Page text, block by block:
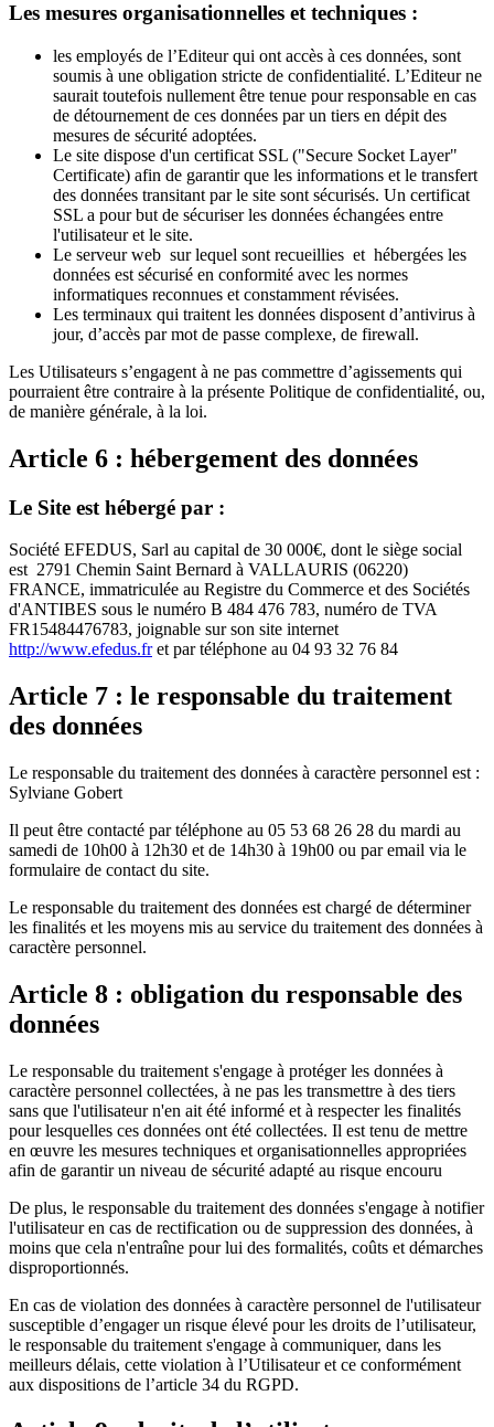
Les mesures organisationnelles et techniques :
les employés de l’Editeur qui ont accès à ces données, sont
soumis à une obligation stricte de confidentialité. L’Editeur ne
saurait toutefois nullement être tenue pour responsable en cas
de détournement de ces données par un tiers en dépit des
mesures de sécurité adoptées.
Le site dispose d'un certificat SSL ("Secure Socket Layer"
Certificate) afin de garantir que les informations et le transfert
des données transitant par le site sont sécurisés. Un certificat
SSL a pour but de sécuriser les données échangées entre
l'utilisateur et le site.
Le serveur web sur lequel sont recueillies et hébergées les
données est sécurisé en conformité avec les normes
informatiques reconnues et constamment révisées.
Les terminaux qui traitent les données disposent d’antivirus à
jour, d’accès par mot de passe complexe, de firewall.
Les Utilisateurs s’engagent à ne pas commettre d’agissements qui
pourraient être contraire à la présente Politique de confidentialité, ou,
de manière générale, à la loi.
Article 6 : hébergement des données
Le Site est hébergé par :
Société EFEDUS, Sarl au capital de 30 000€, dont le siège social
est 2791 Chemin Saint Bernard à VALLAURIS (06220)
FRANCE, immatriculée au Registre du Commerce et des Sociétés
d'ANTIBES sous le numéro B 484 476 783, numéro de TVA
FR15484476783, joignable sur son site internet
http://www.efedus.fret par téléphone au 04 93 32 76 84
Article 7 : le responsable du traitement
des données
Le responsable du traitement des données à caractère personnel est :
Sylviane Gobert
Il peut être contacté par téléphone au 05 53 68 26 28 du mardi au
samedi de 10h00 à 12h30 et de 14h30 à 19h00 ou par email via le
formulaire de contact du site.
Le responsable du traitement des données est chargé de déterminer
les finalités et les moyens mis au service du traitement des données à
caractère personnel.
Article 8 : obligation du responsable des
données
Le responsable du traitement s'engage à protéger les données à
caractère personnel collectées, à ne pas les transmettre à des tiers
sans que l'utilisateur n'en ait été informé et à respecter les finalités
pour lesquelles ces données ont été collectées. Il est tenu de mettre
en œuvre les mesures techniques et organisationnelles appropriées
afin de garantir un niveau de sécurité adapté au risque encouru
De plus, le responsable du traitement des données s'engage à notifier
l'utilisateur en cas de rectification ou de suppression des données, à
moins que cela n'entraîne pour lui des formalités, coûts et démarches
disproportionnés.
En cas de violation des données à caractère personnel de l'utilisateur
susceptible d’engager un risque élevé pour les droits de l’utilisateur,
le responsable du traitement s'engage à communiquer, dans les
meilleurs délais, cette violation à l’Utilisateur et ce conformément
aux dispositions de l’article 34 du RGPD.